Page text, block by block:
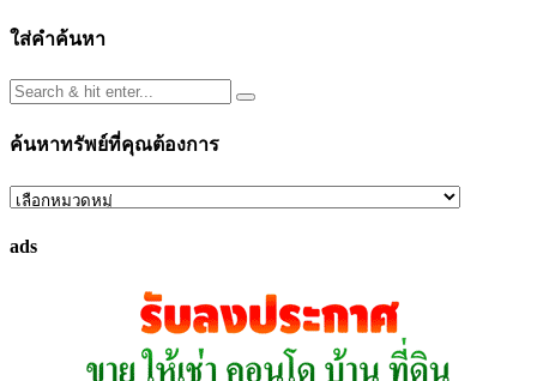
ใส่คำค้นหา
ค้นหาทรัพย์ที่คุณต้องการ
ค้นหา
ที่
ads